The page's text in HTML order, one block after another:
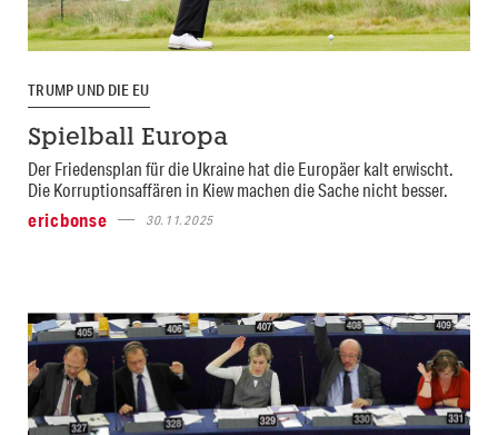
TRUMP UND DIE EU
Spielball Europa
Der Friedensplan für die Ukraine hat die Europäer kalt erwischt.
Die Korruptionsaffären in Kiew machen die Sache nicht besser.
ericbonse
30.11.2025